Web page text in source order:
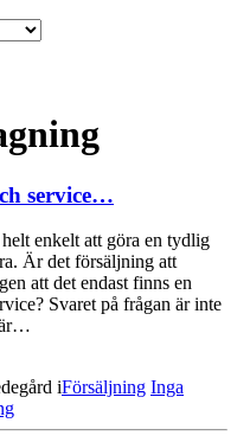
service…
enkelt att göra en tydlig
Är det försäljning att
att det endast finns en
Svaret på frågan är inte
är…
iFörsäljning Inga